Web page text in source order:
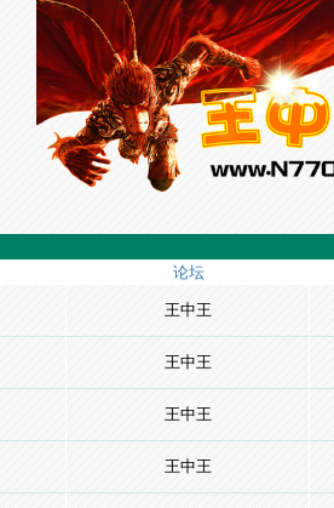
论坛
王中王
王中王
王中王
王中王